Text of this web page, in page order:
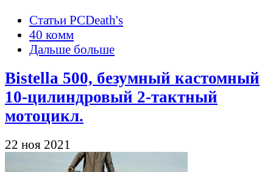
Статьи PCDeath's
40 комм
Дальше больше
Bistella 500, безумный кастомный
10-цилиндровый 2-тактный
мотоцикл.
22 ноя 2021